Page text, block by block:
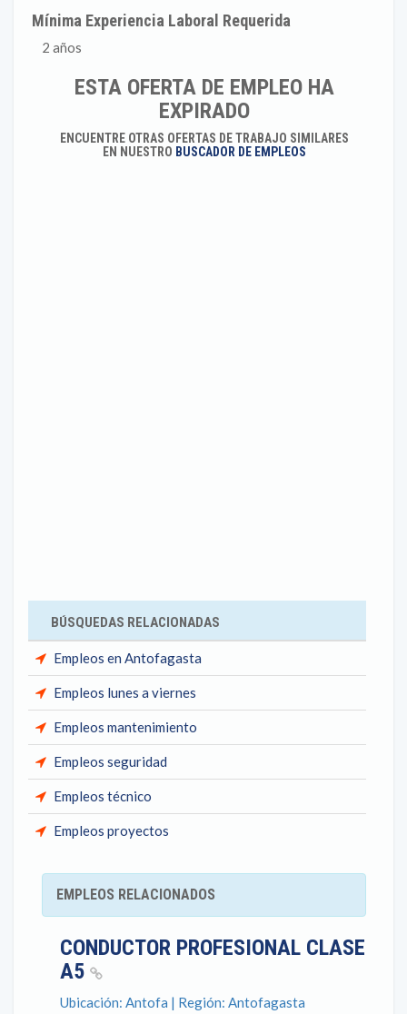
Mínima Experiencia Laboral Requerida
2 años
ESTA OFERTA DE EMPLEO HA
EXPIRADO
ENCUENTRE OTRAS OFERTAS DE TRABAJO SIMILARES
EN NUESTRO BUSCADOR DE EMPLEOS
BÚSQUEDAS RELACIONADAS
Empleos en Antofagasta
Empleos lunes a viernes
Empleos mantenimiento
Empleos seguridad
Empleos técnico
Empleos proyectos
EMPLEOS RELACIONADOS
CONDUCTOR PROFESIONAL CLASE
A5
Ubicación: Antofa | Región: Antofagasta